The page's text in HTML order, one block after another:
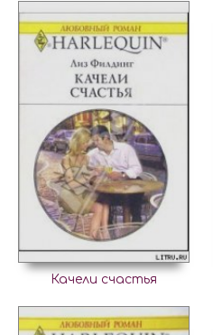
Качели счастья